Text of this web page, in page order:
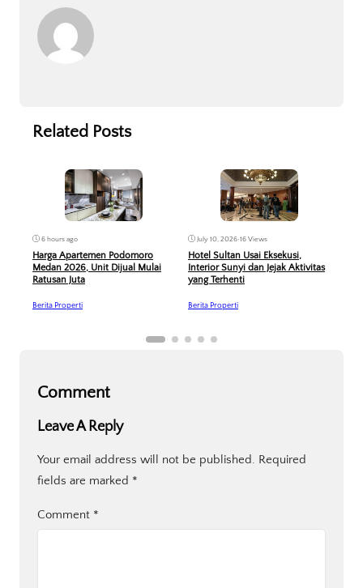
Related Posts
6 hours ago
Harga Apartemen Podomoro
Medan 2026, Unit Dijual Mulai
Ratusan Juta
Berita Properti
July 10, 2026•16 Views
Hotel Sultan Usai Eksekusi,
Interior Sunyi dan Jejak Aktivitas
yang Terhenti
Berita Properti
Comment
Leave A Reply
Your email address will not be published. Required
fields are marked *
Comment *